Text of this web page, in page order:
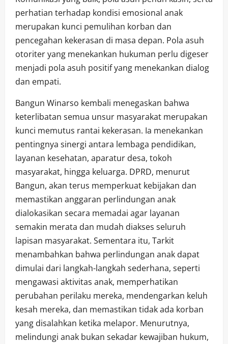
perhatian terhadap kondisi emosional anak
merupakan kunci pemulihan korban dan
pencegahan kekerasan di masa depan. Pola asuh
otoriter yang menekankan hukuman perlu digeser
menjadi pola asuh positif yang menekankan dialog
dan empati.
Bangun Winarso kembali menegaskan bahwa
keterlibatan semua unsur masyarakat merupakan
kunci memutus rantai kekerasan. Ia menekankan
pentingnya sinergi antara lembaga pendidikan,
layanan kesehatan, aparatur desa, tokoh
masyarakat, hingga keluarga. DPRD, menurut
Bangun, akan terus memperkuat kebijakan dan
memastikan anggaran perlindungan anak
dialokasikan secara memadai agar layanan
semakin merata dan mudah diakses seluruh
lapisan masyarakat. Sementara itu, Tarkit
menambahkan bahwa perlindungan anak dapat
dimulai dari langkah-langkah sederhana, seperti
mengawasi aktivitas anak, memperhatikan
perubahan perilaku mereka, mendengarkan keluh
kesah mereka, dan memastikan tidak ada korban
yang disalahkan ketika melapor. Menurutnya,
melindungi anak bukan sekadar kewajiban hukum,